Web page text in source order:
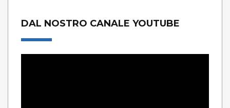
DAL NOSTRO CANALE YOUTUBE